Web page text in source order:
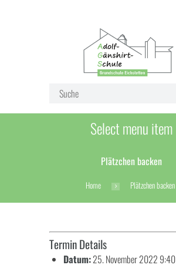
Select menu item
Plätzchen backen
Home Plätzchen backen
Termin Details
Datum:25. November 2022 9:40